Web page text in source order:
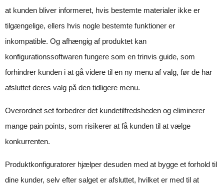
at kunden bliver informeret, hvis bestemte materialer ikke er
tilgængelige, ellers hvis nogle bestemte funktioner er
inkompatible. Og afhængig af produktet kan
konfigurationssoftwaren fungere som en trinvis guide, som
forhindrer kunden i at gå videre til en ny menu af valg, før de har
afsluttet deres valg på den tidligere menu.
Overordnet set forbedrer det kundetilfredsheden og eliminerer
mange pain points, som risikerer at få kunden til at vælge
konkurrenten.
Produktkonfiguratorer hjælper desuden med at bygge et forhold til
dine kunder, selv efter salget er afsluttet, hvilket er med til at